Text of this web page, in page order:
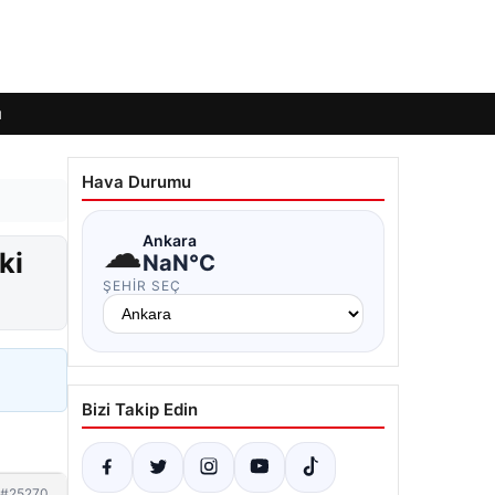
Hava Durumu
☁Ankara
NaN°C
ŞEHIR SEÇ
Bizi Takip Edin